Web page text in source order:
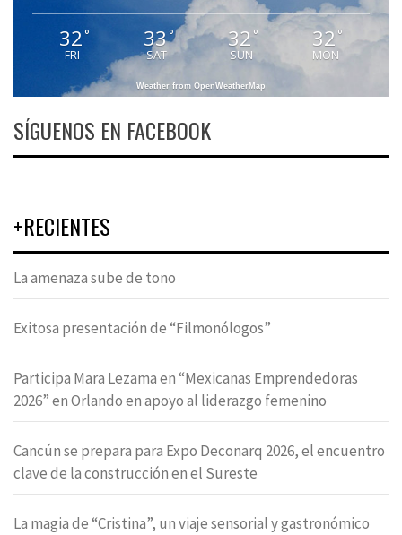
32°
FRI
33°
SAT
32 °
SUN
32 °
MON
Weather from OpenWeatherMap
SÍGUENOS EN FACEBOOK
+RECIENTES
La amenaza sube de tono
Exitosa presentación de “Filmonólogos”
Participa Mara Lezama en “Mexicanas Emprendedoras
2026” en Orlando en apoyo al liderazgo femenino
Cancún se prepara para Expo Deconarq 2026, el encuentro
clave de la construcción en el Sureste
La magia de “Cristina”, un viaje sensorial y gastronómico